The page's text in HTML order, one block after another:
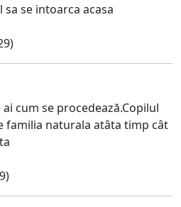
se intoarca acasa
cum se procedează.Copilul
familia naturala atâta timp cât